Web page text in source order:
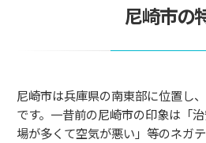
尼崎市の
尼崎市は兵庫県の南東部に位置し、
です。一昔前の尼崎市の印象は「
場が多くて空気が悪い」等のネガ